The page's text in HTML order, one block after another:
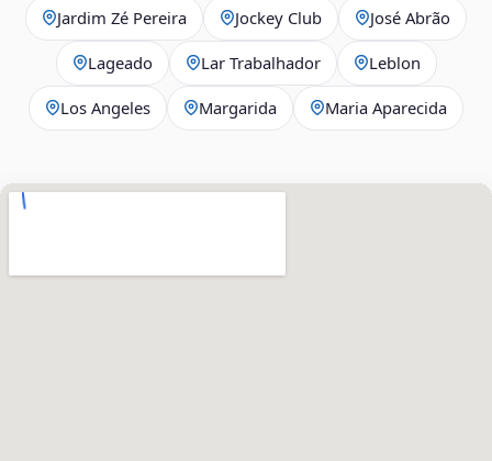
Jardim Zé Pereira Jockey Club José Abrão
Lageado Lar Trabalhador Leblon
Los Angeles Margarida Maria Aparecida